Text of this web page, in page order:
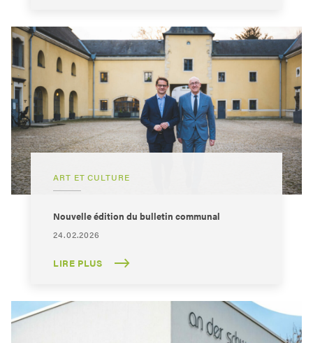
ART ET CULTURE
Nouvelle édition du bulletin communal
24.02.2026
LIRE PLUS